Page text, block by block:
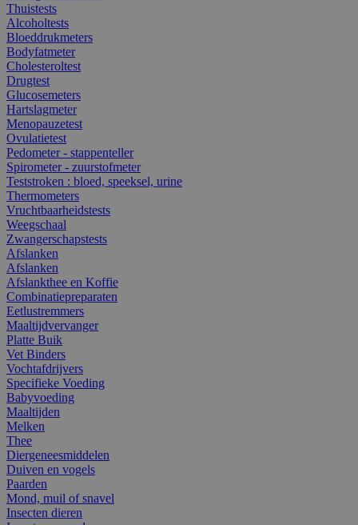
Thuistests
Alcoholtests
Bloeddrukmeters
Bodyfatmeter
Cholesteroltest
Drugtest
Glucosemeters
Hartslagmeter
Menopauzetest
Ovulatietest
Pedometer - stappenteller
Spirometer - zuurstofmeter
Teststroken : bloed, speeksel, urine
Thermometers
Vruchtbaarheidstests
Weegschaal
Zwangerschapstests
Afslanken
Afslanken
Afslankthee en Koffie
Combinatiepreparaten
Eetlustremmers
Maaltijdvervanger
Platte Buik
Vet Binders
Vochtafdrijvers
Specifieke Voeding
Babyvoeding
Maaltijden
Melken
Thee
Diergeneesmiddelen
Duiven en vogels
Paarden
Mond, muil of snavel
Insecten dieren